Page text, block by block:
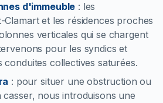
d'immeuble : les
et les résidences proches
verticales qui se chargent
pour les syndics et
conduites collectives saturées.
: pour situer une obstruction ou
nous introduisons une